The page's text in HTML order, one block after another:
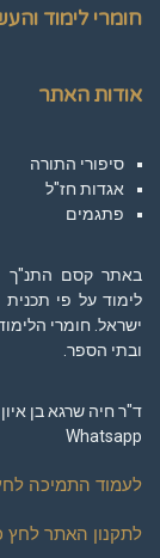
חומרי לימוד
אודות האתר
סיפורי התורה
אגדות חז"ל
פתגמים
באתר קסם התנ"ך
לימוד על פי
ישראל. חומרי
ובתי הספר.
ד"ר חיה שרגא בן איון
Whatsapp
לעמוד התמיכה
לתקנון האתר לחץ